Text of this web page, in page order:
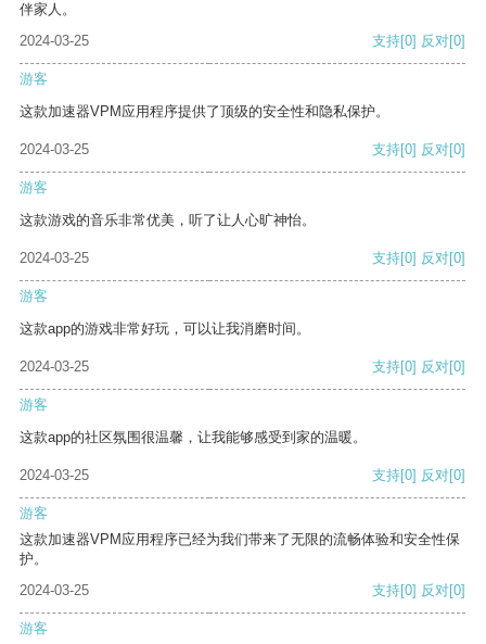
伴家人。
2024-03-25
支持[0] 反对[0]
游客
这款加速器VPM应用程序提供了顶级的安全性和隐私保护。
2024-03-25 支持[0] 反对[0]
游客
这款游戏的音乐非常优美，听了让人心旷神怡。
2024-03-25 支持[0] 反对[0]
游客
这款app的游戏非常好玩，可以让我消磨时间。
2024-03-25 支持[0] 反对[0]
游客
这款app的社区氛围很温馨，让我能够感受到家的温暖。
2024-03-25 支持[0] 反对[0]
游客
这款加速器VPM应用程序已经为我们带来了无限的流畅体验和安全性保
护。
2024-03-25
支持[0] 反对[0]
游客